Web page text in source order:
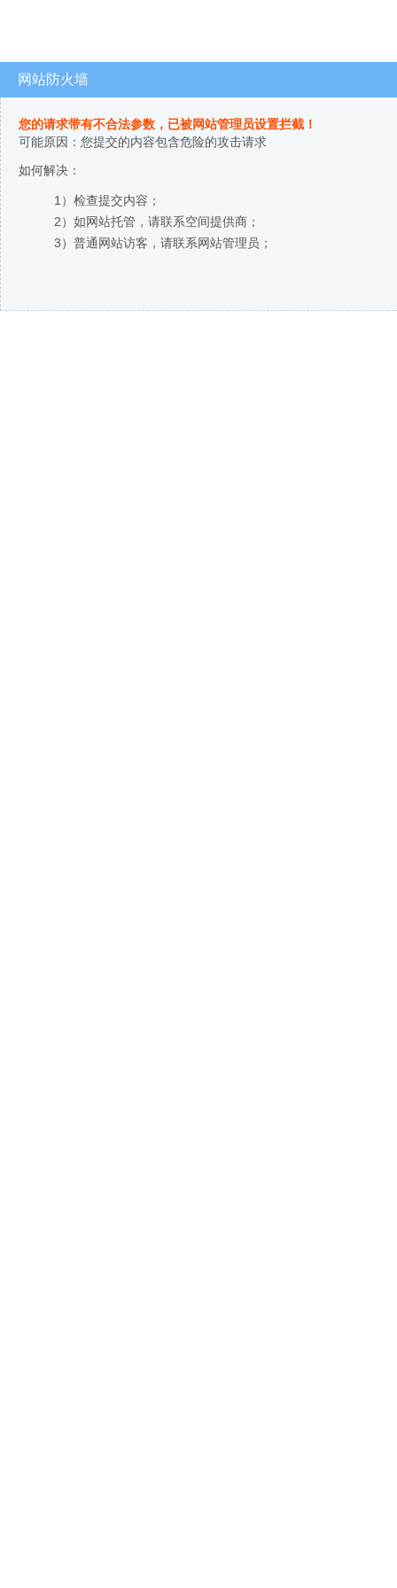
网站防火墙
您的请求带有不合法参数，已被网站管理员设置拦截！
可能原因：您提交的内容包含危险的攻击请求
如何解决：
1）检查提交内容；
2）如网站托管，请联系空间提供商；
3）普通网站访客，请联系网站管理员；